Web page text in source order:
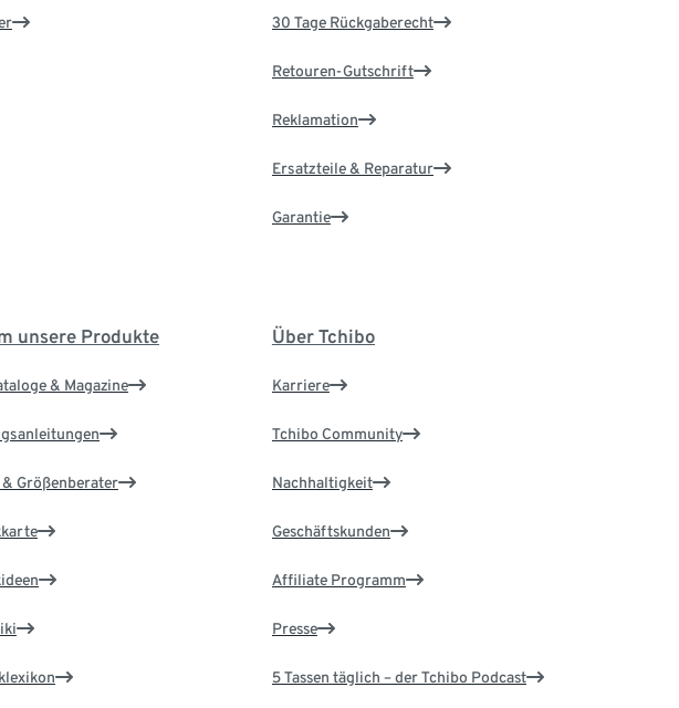
30 Tage Rückgaberecht
Retouren-Gutschrift
Reklamation
Ersatzteile & Reparatur
Garantie
unsere Produkte
& Magazine
& Größenberater
Über Tchibo
Karriere
Tchibo Community
Nachhaltigkeit
Geschäftskunden
Affiliate Programm
Presse
5 Tassen täglich – der Tchibo Podcast